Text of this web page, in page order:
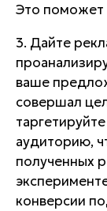
Это поможет
3. Дайте
ваше
совершал
аудиторию,
полученных
конверсии